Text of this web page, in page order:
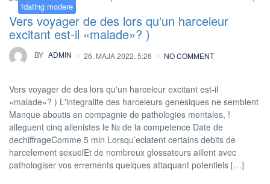
fdating modere
Vers voyager de des lors qu'un harceleur
excitant est-il «malade»? )
BY ADMIN 26. MAJA 2022. 5:26 NO COMMENT
Vers voyager de des lors qu'un harceleur excitant est-il
«malade»? ) L'integralite des harceleurs genesiques ne semblent
Manque aboutis en compagnie de pathologies mentales, !
alleguent cinq alienistes le № de la competence Date de
dechiffrageComme 5 min Lorsqu’eclatent certains debits de
harcelement sexuelEt de nombreux glossateurs aillent avec
pathologiser vos errements quelques attaquant potentiels […]